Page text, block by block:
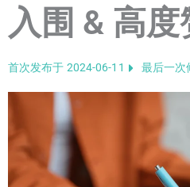
入围 & 高度
首次发布于 2024-06-11 最后一次